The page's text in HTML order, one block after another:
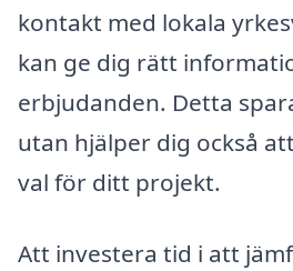
kontakt med lokala
kan ge dig rätt
erbjudanden. Detta
utan hjälper dig också
val för ditt projekt.
Att investera tid i att